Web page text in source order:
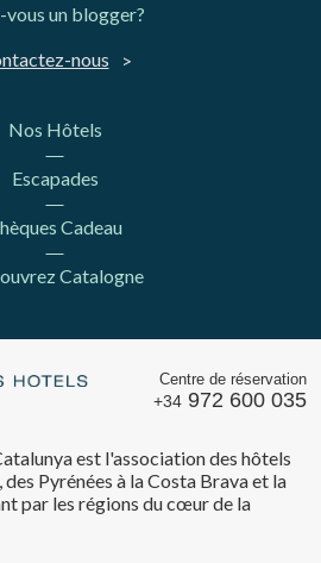
vous un blogger?
nous
Nos Hôtels
Escapades
Cadeau
Catalogne
Centre de réservation
+34 972 600 035
est l'association des hôtels
Pyrénées à la Costa Brava et la
par les régions du cœur de la